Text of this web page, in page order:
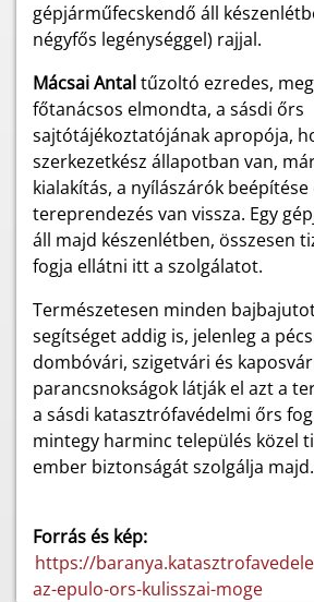
gépjárműfecskendő áll
négyfős legénységgel) rajjal.
Mácsai Antaltűzoltó ezredes,
főtanácsos elmondta, a sásdi őrs
sajtótájékoztatójának apropója,
szerkezetkész állapotban van,
kialakítás, a nyílászárók beépítése
tereprendezés van vissza. Egy
áll majd készenlétben, összesen
fogja ellátni itt a szolgálatot.
Természetesen minden
segítséget addig is, jelenleg a
dombóvári, szigetvári és
parancsnokságok látják el azt a
a sásdi katasztrófavédelmi őrs
mintegy harminc település közel
ember biztonságát szolgálja majd.
Forrás és kép:
https://
az-epulo-ors-kulisszai-moge